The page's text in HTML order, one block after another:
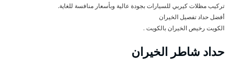
تركيب مظلات كيربي للسيارات بجودة عالية وبأسعار منافسة للغاية.
أفضل حداد تفصيل الخيران
الكويت رخيص الخيران بالكويت .
حداد شاطر الخيران